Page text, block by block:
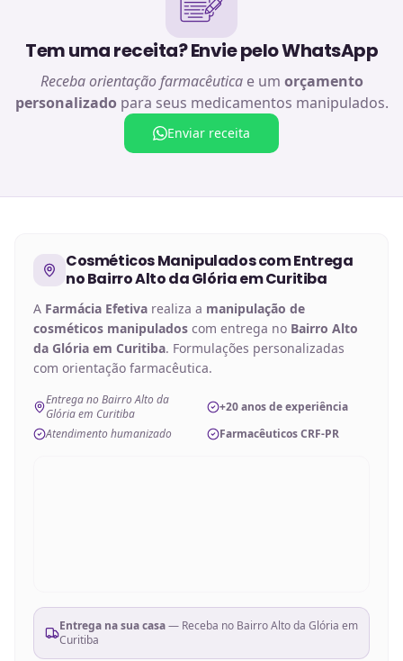
Tem uma receita? Envie pelo WhatsApp
Receba orientação farmacêuticae um orçamento
personalizado para seus medicamentos manipulados.
Enviar receita
Cosméticos Manipuladoscom Entrega
noBairro Alto da Glória em Curitiba
A Farmácia Efetiva realiza a manipulação de
cosméticos manipulados com entrega no Bairro Alto
da Glória em Curitiba. Formulações personalizadas
com orientação farmacêutica.
Entrega no Bairro Alto da
Glória em Curitiba
+20 anos de experiência
Atendimento humanizado
Farmacêuticos CRF-PR
Entrega na sua casa— Receba no Bairro Alto da Glória em
Curitiba